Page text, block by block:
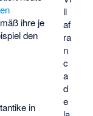
ll
af
ra
n
c
a
d
e
ihre je
den
in